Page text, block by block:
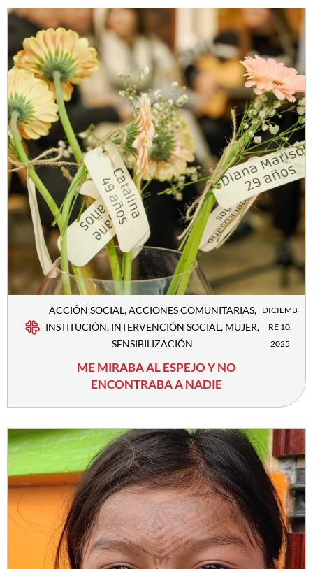
ACCIÓN SOCIAL,ACCIONES COMUNITARIAS,
INSTITUCIÓN, INTERVENCIÓN SOCIAL, MUJER,
SENSIBILIZACIÓN
DICIEMB
RE 10,
2025
ME MIRABA AL ESPEJO Y NO
ENCONTRABA A NADIE